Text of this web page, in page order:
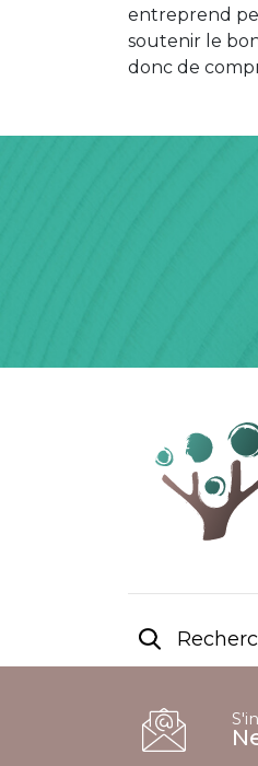
entreprend
soutenir le
donc de